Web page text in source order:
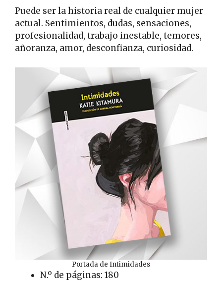
Puede ser la historia real de cualquier mujer
actual. Sentimientos, dudas, sensaciones,
profesionalidad, trabajo inestable, temores,
añoranza, amor, desconfianza, curiosidad.
Portada de Intimidades
N.º de páginas: 180